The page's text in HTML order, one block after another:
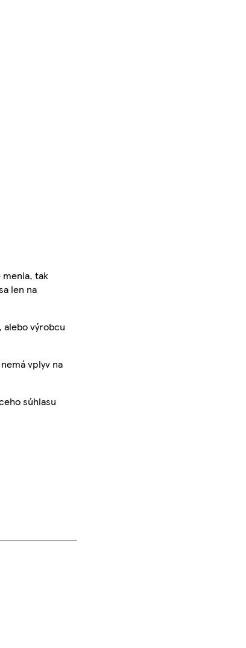
tak
len na
alebo výrobcu
vplyv na
súhlasu